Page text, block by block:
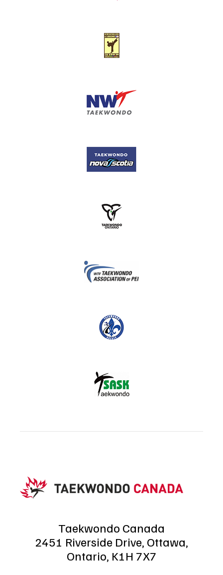
Taekwondo Canada
2451 Riverside Drive, Ottawa,
Ontario, K1H 7X7